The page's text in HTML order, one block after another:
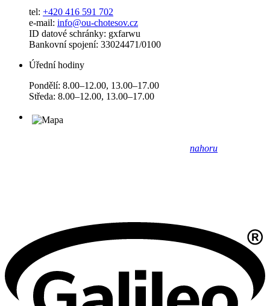
tel: +420 416 591 702
e-mail: info@ou-chotesov.cz
ID datové schránky: gxfarwu
Bankovní spojení: 33024471/0100
Úřední hodiny
Pondělí: 8.00–12.00, 13.00–17.00
Středa: 8.00–12.00, 13.00–17.00
nahoru